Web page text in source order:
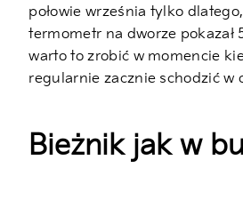
połowie września tylko
termometr na dworze pokazał
warto to zrobić w momencie
regularnie zacznie schodzić w
Bieżnik jak w